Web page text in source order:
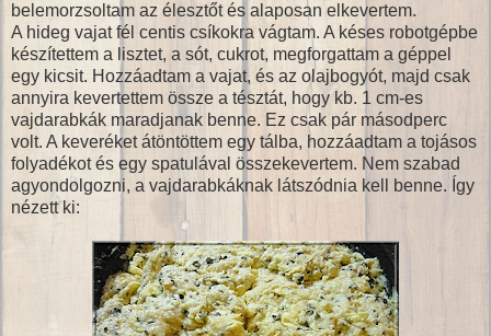
belemorzsoltam az élesztőt és alaposan elkevertem.
A hideg vajat fél centis csíkokra vágtam. A késes robotgépbe
készítettem a lisztet, a sót, cukrot, megforgattam a géppel
egy kicsit. Hozzáadtam a vajat, és az olajbogyót, majd csak
annyira kevertettem össze a tésztát, hogy kb. 1 cm-es
vajdarabkák maradjanak benne. Ez csak pár másodperc
volt. A keveréket átöntöttem egy tálba, hozzáadtam a tojásos
folyadékot és egy spatulával összekevertem. Nem szabad
agyondolgozni, a vajdarabkáknak látszódnia kell benne. Így
nézett ki: